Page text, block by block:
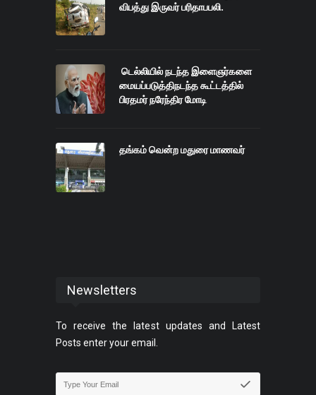
விபத்து இருவர் பரிதாபபலி.
டெல்லியில் நடந்த இளைஞர்களை
மையப்படுத்திநடந்த கூட்டத்தில்
பிரதமர் நரேந்திர மோடி
தங்கம் வென்ற மதுரை மாணவர்
Newsletters
To receive the latest updates and Latest
Posts enter your email.